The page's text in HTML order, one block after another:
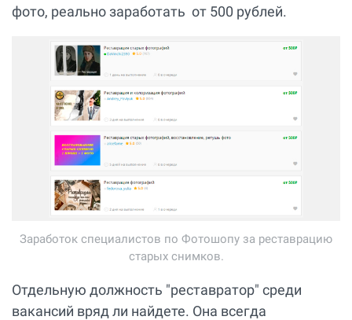
фото, реально заработать от 500 рублей.
Заработок специалистов по Фотошопу за реставрацию
старых снимков.
Отдельную должность "реставратор" среди
вакансий вряд ли найдете. Она всегда